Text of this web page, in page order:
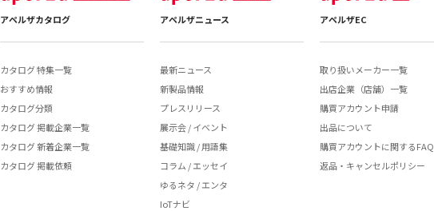
アペルザカタログ
カタログ 特集一覧
おすすめ情報
カタログ分類
カタログ 掲載企業一覧
カタログ 新着企業一覧
カタログ 掲載依頼
アペルザニュース
最新ニュース
新製品情報
プレスリリース
展示会 / イベント
基礎知識 / 用語集
コラム / エッセイ
ゆるネタ / エンタ
IoTナビ
アペルザEC
取り扱いメーカー一覧
出店企業（店舗）一覧
購買アカウント申請
出品について
購買アカウントに関するFAQ
返品・キャンセルポリシー